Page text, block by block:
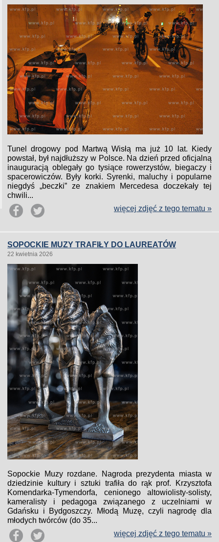
Tunel drogowy pod Martwą Wisłą ma już 10 lat. Kiedy
powstał, był najdłuższy w Polsce. Na dzień przed oficjalną
inauguracją oblegały go tysiące rowerzystów, biegaczy i
spacerowiczów. Były korki. Syrenki, maluchy i popularne
niegdyś „beczki” ze znakiem Mercedesa doczekały tej
chwili...
więcej zdjęć z tego tematu »
SOPOCKIE MUZY TRAFIŁY DO LAUREATÓW
22 kwietnia 2026
Sopockie Muzy rozdane. Nagroda prezydenta miasta w
dziedzinie kultury i sztuki trafiła do rąk prof. Krzysztofa
Komendarka-Tymendorfa, cenionego altowiolisty-solisty,
kameralisty i pedagoga związanego z uczelniami w
Gdańsku i Bydgoszczy. Młodą Muzę, czyli nagrodę dla
młodych twórców (do 35...
więcej zdjęć z tego tematu »